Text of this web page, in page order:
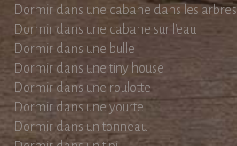
Dormir dans une cabane dans les arbres
Dormir dans une cabane sur l'eau
Dormir dans une bulle
Dormir dans une tiny house
Dormir dans une roulotte
Dormir dans une yourte
Dormir dans un tonneau